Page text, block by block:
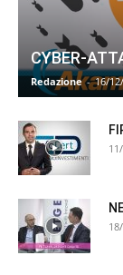
CYBER-
Redazione - 16/